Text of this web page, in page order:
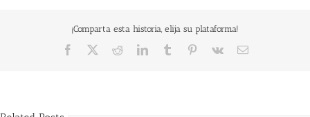
¡Comparta esta historia, elija su plataforma!
Facebook RedditLinkedInTumblr Pinterest
Vk Email